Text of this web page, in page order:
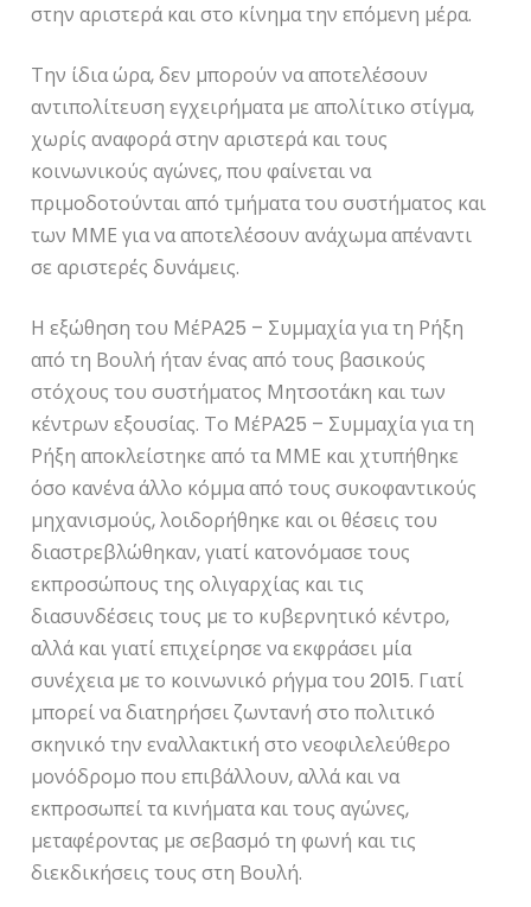
στην αριστερά και στο κίνημα την επόμενη μέρα.
Την ίδια ώρα, δεν μπορούν να αποτελέσουν
αντιπολίτευση εγχειρήματα με απολίτικο στίγμα,
χωρίς αναφορά στην αριστερά και τους
κοινωνικούς αγώνες, που φαίνεται να
πριμοδοτούνται από τμήματα του συστήματος και
των ΜΜΕ για να αποτελέσουν ανάχωμα απέναντι
σε αριστερές δυνάμεις.
Η εξώθηση του ΜέΡΑ25 – Συμμαχία για τη Ρήξη
από τη Βουλή ήταν ένας από τους βασικούς
στόχους του συστήματος Μητσοτάκη και των
κέντρων εξουσίας. Το ΜέΡΑ25 – Συμμαχία για τη
Ρήξη αποκλείστηκε από τα ΜΜΕ και χτυπήθηκε
όσο κανένα άλλο κόμμα από τους συκοφαντικούς
μηχανισμούς, λοιδορήθηκε και οι θέσεις του
διαστρεβλώθηκαν, γιατί κατονόμασε τους
εκπροσώπους της ολιγαρχίας και τις
διασυνδέσεις τους με το κυβερνητικό κέντρο,
αλλά και γιατί επιχείρησε να εκφράσει μία
συνέχεια με το κοινωνικό ρήγμα του 2015. Γιατί
μπορεί να διατηρήσει ζωντανή στο πολιτικό
σκηνικό την εναλλακτική στο νεοφιλελεύθερο
μονόδρομο που επιβάλλουν, αλλά και να
εκπροσωπεί τα κινήματα και τους αγώνες,
μεταφέροντας με σεβασμό τη φωνή και τις
διεκδικήσεις τους στη Βουλή.